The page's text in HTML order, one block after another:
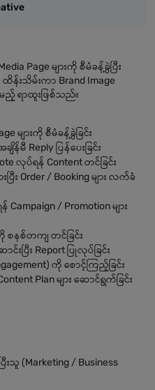
Page များကို စီမံခန့်ခွဲပြီး
န်းသိမ်းကာ Brand Image
ရာထူးဖြစ်သည်။
များကို စီမံခန့်ခွဲခြင်း
န်မီ Reply ပြန်ပေးခြင်း
လုပ်ရန် Content တင်ခြင်း
ပြီး Order / Booking များ လက်ခံ
/ Promotion များ
ကို စနစ်တကျ တင်ခြင်း
င်းပြီး Report ပြုလုပ်ခြင်း
ကို စောင့်ကြည့်ခြင်း
Plan များ ဆောင်ရွက်ခြင်း
(Marketing / Business